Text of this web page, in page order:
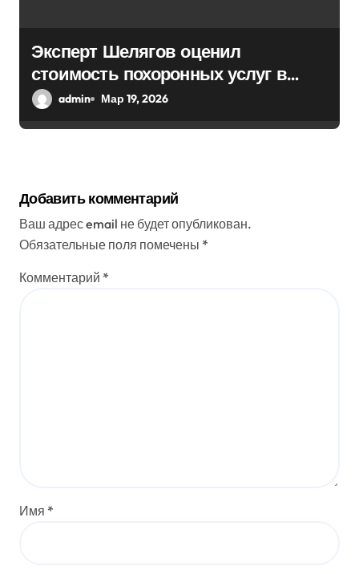
Эксперт Шелягов оценил
стоимость похоронных услуг в
России
admin Мар 19, 2026
Добавить комментарий
Ваш адрес email не будет опубликован.
Обязательные поля помечены *
Комментарий *
Имя *